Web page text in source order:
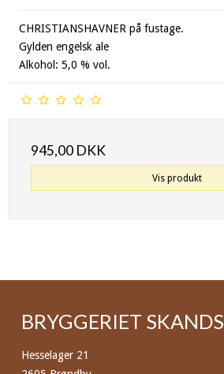
CHRISTIANSHAVNER på fustage.
Gylden engelsk ale
Alkohol: 5,0 % vol.
945,00 DKK
Vis produkt
BRYGGERIET SKANDS
Hesselager 21